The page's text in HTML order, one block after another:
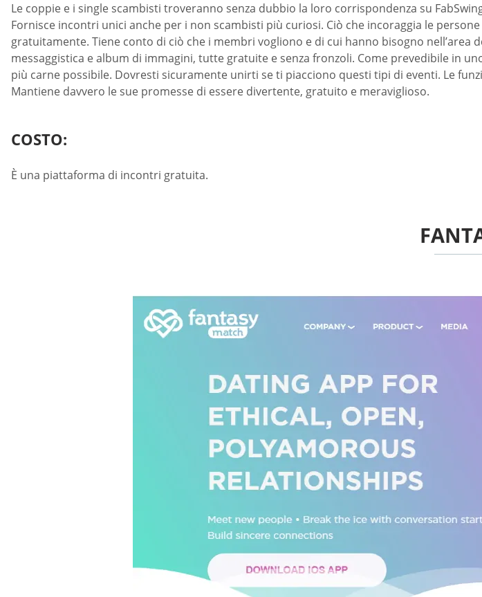
Le coppie e i single scambisti troveranno senza dubbio la loro corrispondenza su
Fornisce incontri unici anche per i non scambisti più curiosi. Ciò che incoraggia le
gratuitamente. Tiene conto di ciò che i membri vogliono e di cui hanno bisogno
messaggistica e album di immagini, tutte gratuite e senza fronzoli. Come prevedibile in
più carne possibile. Dovresti sicuramente unirti se ti piacciono questi tipi di eventi. Le
Mantiene davvero le sue promesse di essere divertente, gratuito e meraviglioso.
COSTO:
È una piattaforma di incontri gratuita.